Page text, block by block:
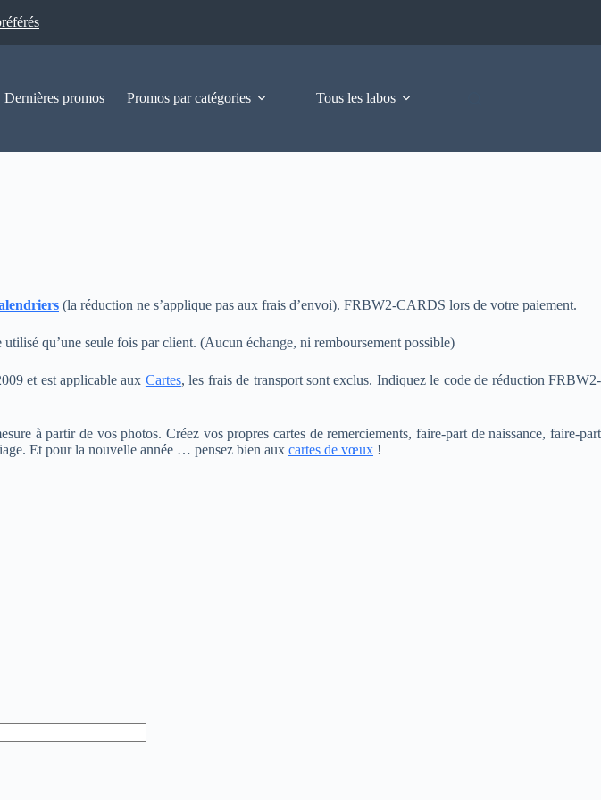
Dernières promos Promos par catégories Tous les labos
(la réduction ne s’applique pas aux frais d’envoi). FRBW2-CARDS lors de votre paiement.
qu’une seule fois par client. (Aucun échange, ni remboursement possible)
et est applicable aux Cartes, les frais de transport sont exclus. Indiquez le code de réduction FRBW2-
à partir de vos photos. Créez vos propres cartes de remerciements, faire-part de naissance, faire-part
Et pour la nouvelle année … pensez bien aux cartes de vœux !